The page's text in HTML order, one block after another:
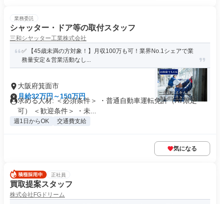
業務委託
シャッター・ドア等の取付スタッフ
三和シヤッター工業株式会社
✅ 【45歳未満の方対象！】月収100万も可！業界No.1シェアで業
務量安定＆営業活動なし...
大阪府箕面市
月給32万円～150万円
求める人材: ＜必須条件＞ ・普通自動車運転免許（AT限定
可） ＜歓迎条件＞ ・未...
週1日からOK 交通費支給
気になる
正社員
買取提案スタッフ
株式会社FGドリーム